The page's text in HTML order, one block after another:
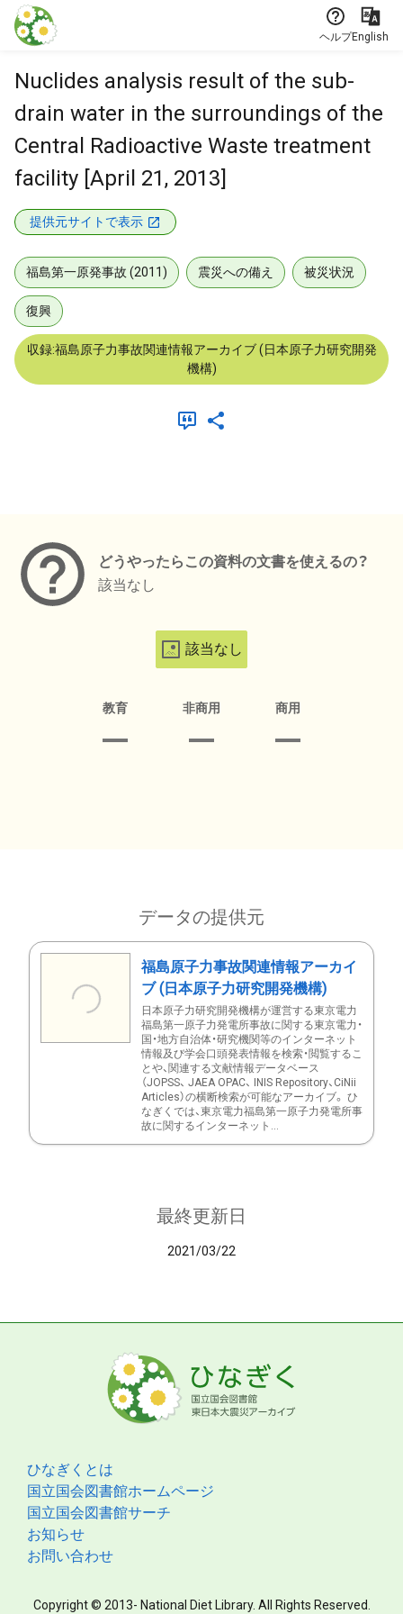
本文に飛ぶ
ヘルプEnglish
Nuclides analysis result of the sub-
drain water in the surroundings of the
Central Radioactive Waste treatment
facility [April 21, 2013]
提供元サイトで表示
福島第一原発事故 (2011) 震災への備え 被災状況
復興
収録:福島原子力事故関連情報アーカイブ (日本原子力研究開発
機構)
どうやったらこの資料の文書を使えるの？
該当なし
該当なし
教育 非商用 商用
データの提供元
福島原子力事故関連情報アーカイ
ブ (日本原子力研究開発機構)
日本原子力研究開発機構が運営する東京電力
福島第一原子力発電所事故に関する東京電力・
国・地方自治体・研究機関等のインターネット
情報及び学会口頭発表情報を検索・閲覧するこ
とや、関連する文献情報データベース
（JOPSS、 JAEA OPAC、 INIS Repository、CiNii
Articles）の横断検索が可能なアーカイブ。 ひ
なぎくでは、東京電力福島第一原子力発電所事
故に関するインターネット...
最終更新日
2021/03/22
ひなぎくとは
国立国会図書館ホームページ
国立国会図書館サーチ
お知らせ
お問い合わせ
Copyright © 2013- National Diet Library. All Rights Reserved.